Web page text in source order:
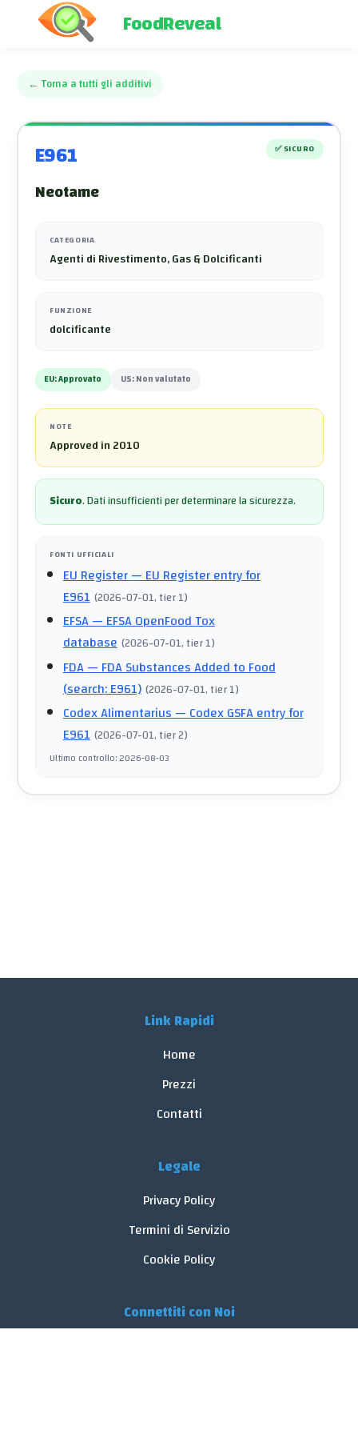
FoodReveal
← Torna a tutti gli additivi
E961 ✅SICURO
Neotame
CATEGORIA
Agenti di Rivestimento, Gas & Dolcificanti
FUNZIONE
dolcificante
EU:Approvato US:Non valutato
NOTE
Approved in 2010
Sicuro.Dati insufficienti per determinare la sicurezza.
FONTI UFFICIALI
EU Register— EU Register entry for
E961 (2026-07-01, tier 1)
EFSA— EFSA OpenFood Tox
database (2026-07-01, tier 1)
FDA— FDA Substances Added to Food
(search: E961) (2026-07-01, tier 1)
Codex Alimentarius— Codex GSFA entry for
E961 (2026-07-01, tier 2)
Ultimo controllo:2026-08-03
Link Rapidi
Home
Prezzi
Contatti
Legale
Privacy Policy
Termini di Servizio
Cookie Policy
Connettiti con Noi